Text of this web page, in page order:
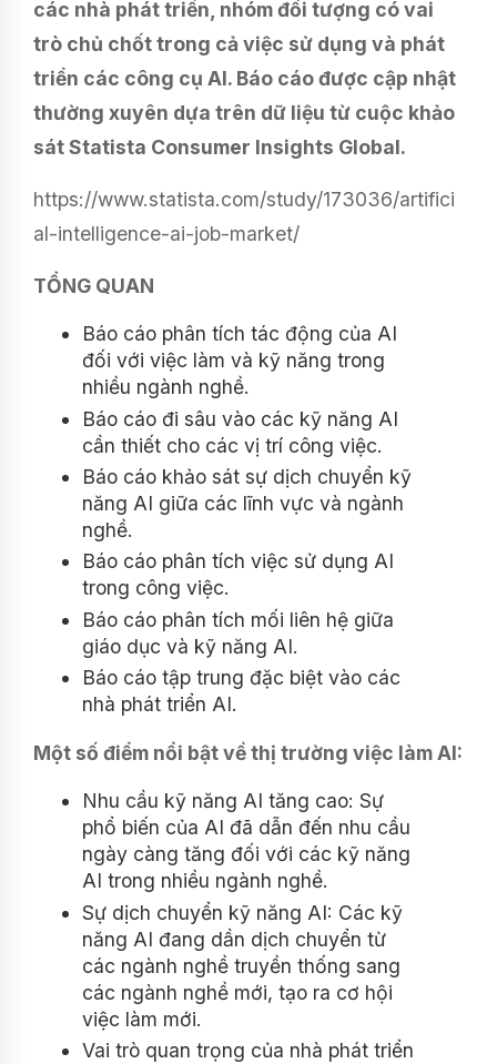
các nhà phát triển, nhóm đối tượng có vai
trò chủ chốt trong cả việc sử dụng và phát
triển các công cụ AI. Báo cáo được cập nhật
thường xuyên dựa trên dữ liệu từ cuộc khảo
sát Statista Consumer Insights Global.
https://www.statista.com/study/173036/artifici
al-intelligence-ai-job-market/
TỔNG QUAN
Báo cáo phân tích tác động của AI
đối với việc làm và kỹ năng trong
nhiều ngành nghề.
Báo cáo đi sâu vào các kỹ năng AI
cần thiết cho các vị trí công việc.
Báo cáo khảo sát sự dịch chuyển kỹ
năng AI giữa các lĩnh vực và ngành
nghề.
Báo cáo phân tích việc sử dụng AI
trong công việc.
Báo cáo phân tích mối liên hệ giữa
giáo dục và kỹ năng AI.
Báo cáo tập trung đặc biệt vào các
nhà phát triển AI.
Một số điểm nổi bật về thị trường việc làm AI:
Nhu cầu kỹ năng AI tăng cao: Sự
phổ biến của AI đã dẫn đến nhu cầu
ngày càng tăng đối với các kỹ năng
AI trong nhiều ngành nghề.
Sự dịch chuyển kỹ năng AI: Các kỹ
năng AI đang dần dịch chuyển từ
các ngành nghề truyền thống sang
các ngành nghề mới, tạo ra cơ hội
việc làm mới.
Vai trò quan trọng của nhà phát triển